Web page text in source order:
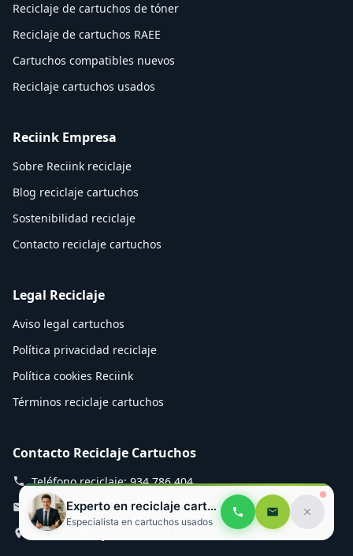
Experto en reciclaje cartuchos
Especialista en cartuchos usados
Reciclaje de cartuchos de tóner
Reciclaje de cartuchos RAEE
Cartuchos compatibles nuevos
Reciclaje cartuchos usados
Reciink Empresa
Sobre Reciink reciclaje
Blog reciclaje cartuchos
Sostenibilidad reciclaje
Contacto reciclaje cartuchos
Legal Reciclaje
Aviso legal cartuchos
Política privacidad reciclaje
Política cookies Reciink
Términos reciclaje cartuchos
Contacto Reciclaje Cartuchos
Teléfono reciclaje: 934 786 404
Email cartuchos: info@reciink.com
Planta reciclaje: Mozart 12, Rubí